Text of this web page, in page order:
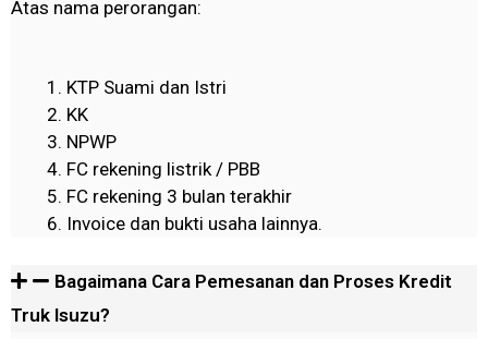
Atas nama perorangan:
KTP Suami dan Istri
KK
NPWP
FC rekening listrik / PBB
FC rekening 3 bulan terakhir
Invoice dan bukti usaha lainnya.
Bagaimana Cara Pemesanan dan Proses Kredit
Truk Isuzu?